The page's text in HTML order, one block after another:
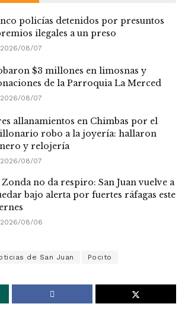
policías detenidos por presuntos
ilegales a un preso
2026/08/07
$3 millones en limosnas y
de la Parroquia La Merced
2026/08/07
allanamientos en Chimbas por el
robo a la joyería: hallaron
y relojería
2026/08/07
Zonda no da respiro: San Juan vuelve a
bajo alerta por fuertes ráfagas este
2026/08/06
de San Juan Pocito